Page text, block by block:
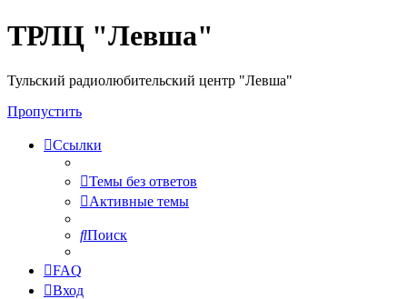
ТРЛЦ "Левша"
Тульский радиолюбительский центр "Левша"
Пропустить
Ссылки
Темы без ответов
Активные темы
Поиск
FAQ
Вход